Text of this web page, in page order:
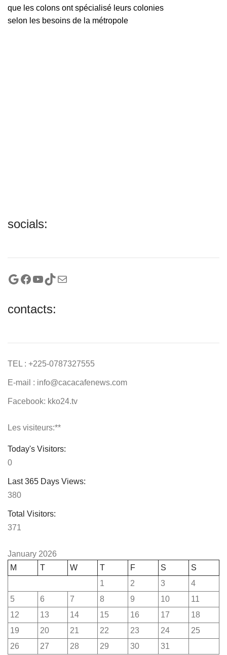
que les colons ont spécialisé leurs colonies
selon les besoins de la métropole
socials:
Google
Facebook
YouTube
TikTok
Mail
contacts:
TEL : +225-0787327555
E-mail : info@cacacafenews.com
Facebook: kko24.tv
Les visiteurs:**
Today's Visitors:
0
Last 365 Days Views:
380
Total Visitors:
371
January 2026
M
T W T F S
S
1
2 3
4
5
6 7 8 9 10
11
12
13 14 15 16 17
18
19
20 21 22 23 24
25
26
27 28 29 30 31